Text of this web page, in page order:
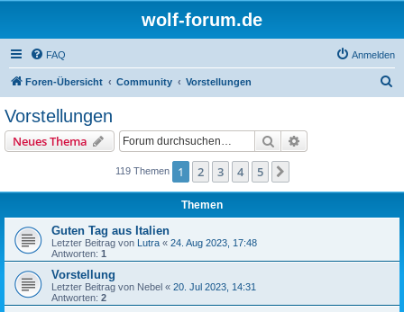
wolf-forum.de
FAQ Anmelden
Foren-Übersicht Community Vorstellungen
Vorstellungen
Neues Thema Suche
119 Themen 1 2 3 4 5
Themen
Guten Tag aus Italien
Letzter Beitrag von Lutra « 24. Aug 2023, 17:48
Antworten: 1
Vorstellung
Letzter Beitrag von Nebel « 20. Jul 2023, 14:31
Antworten: 2